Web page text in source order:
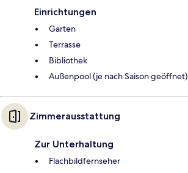
Einrichtungen
Garten
Terrasse
Bibliothek
Außenpool (je nach Saison geöffnet)
Zimmerausstattung
Zur Unterhaltung
Flachbildfernseher